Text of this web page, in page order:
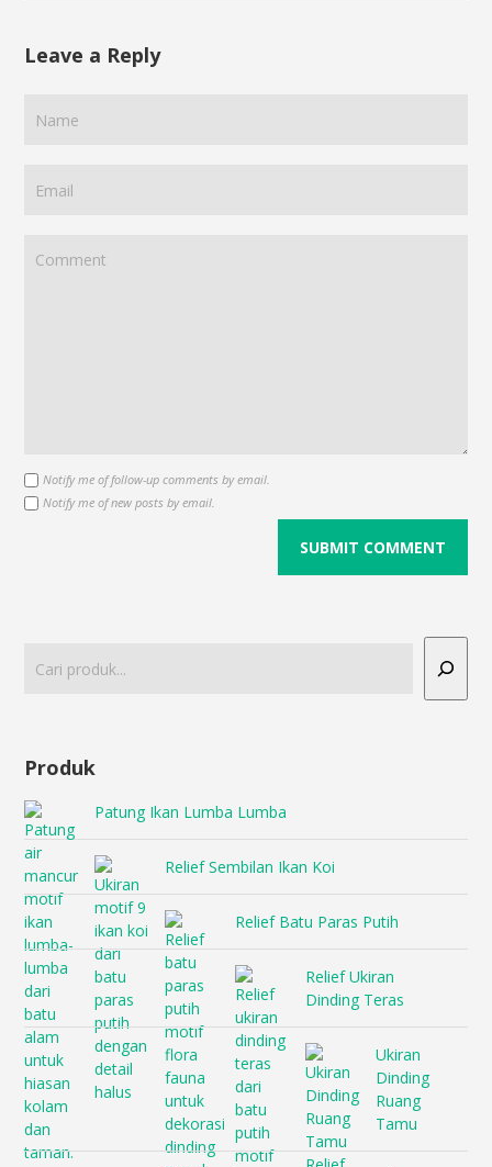
Leave a Reply
Notify me of follow-up comments by email.
Notify me of new posts by email.
Produk
Patung Ikan Lumba Lumba
Relief Sembilan Ikan Koi
Relief Batu Paras Putih
Relief Ukiran
Dinding Teras
Ukiran
Dinding
Ruang
Tamu